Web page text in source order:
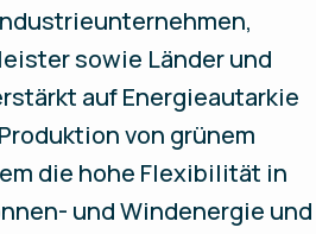
sowie Länder und
auf Energieautarkie
von grünem
die hohe Flexibilität in
und Windenergie und